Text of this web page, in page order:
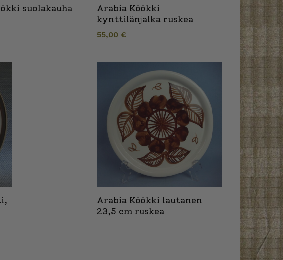
suolakauha
Arabia Köökki
kynttilänjalka ruskea
55,00 €
Arabia Köökki lautanen
23,5 cm ruskea